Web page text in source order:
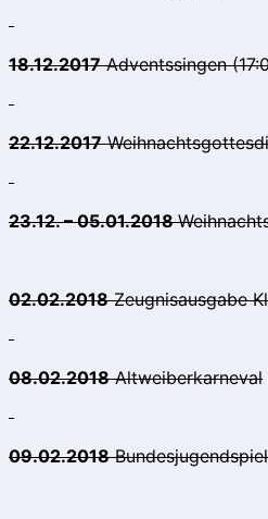
18.12.2017Adventssingen
22.12.2017
23.12. – 05.01.2018
02.02.2018Zeugnisausgabe
08.02.2018Altweiberkarneval
09.02.2018